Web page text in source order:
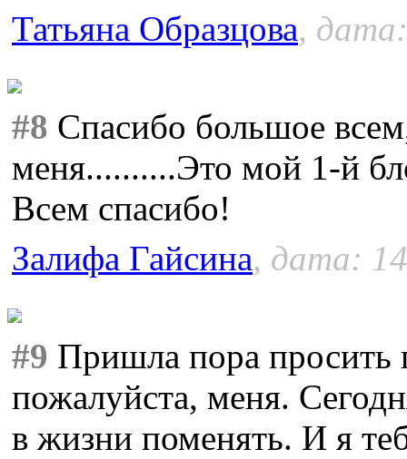
Татьяна Образцова,
#8 Спасибо большое
меня..........Это мой 1-й
Всем спасибо!
Залифа Гайсина, дата:
#9 Пришла пора
пожалуйста, меня.
в жизни поменять. И я